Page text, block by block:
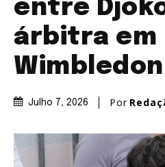
entre
árbitra em
Wimbledon
Julho 7, 2026 Por